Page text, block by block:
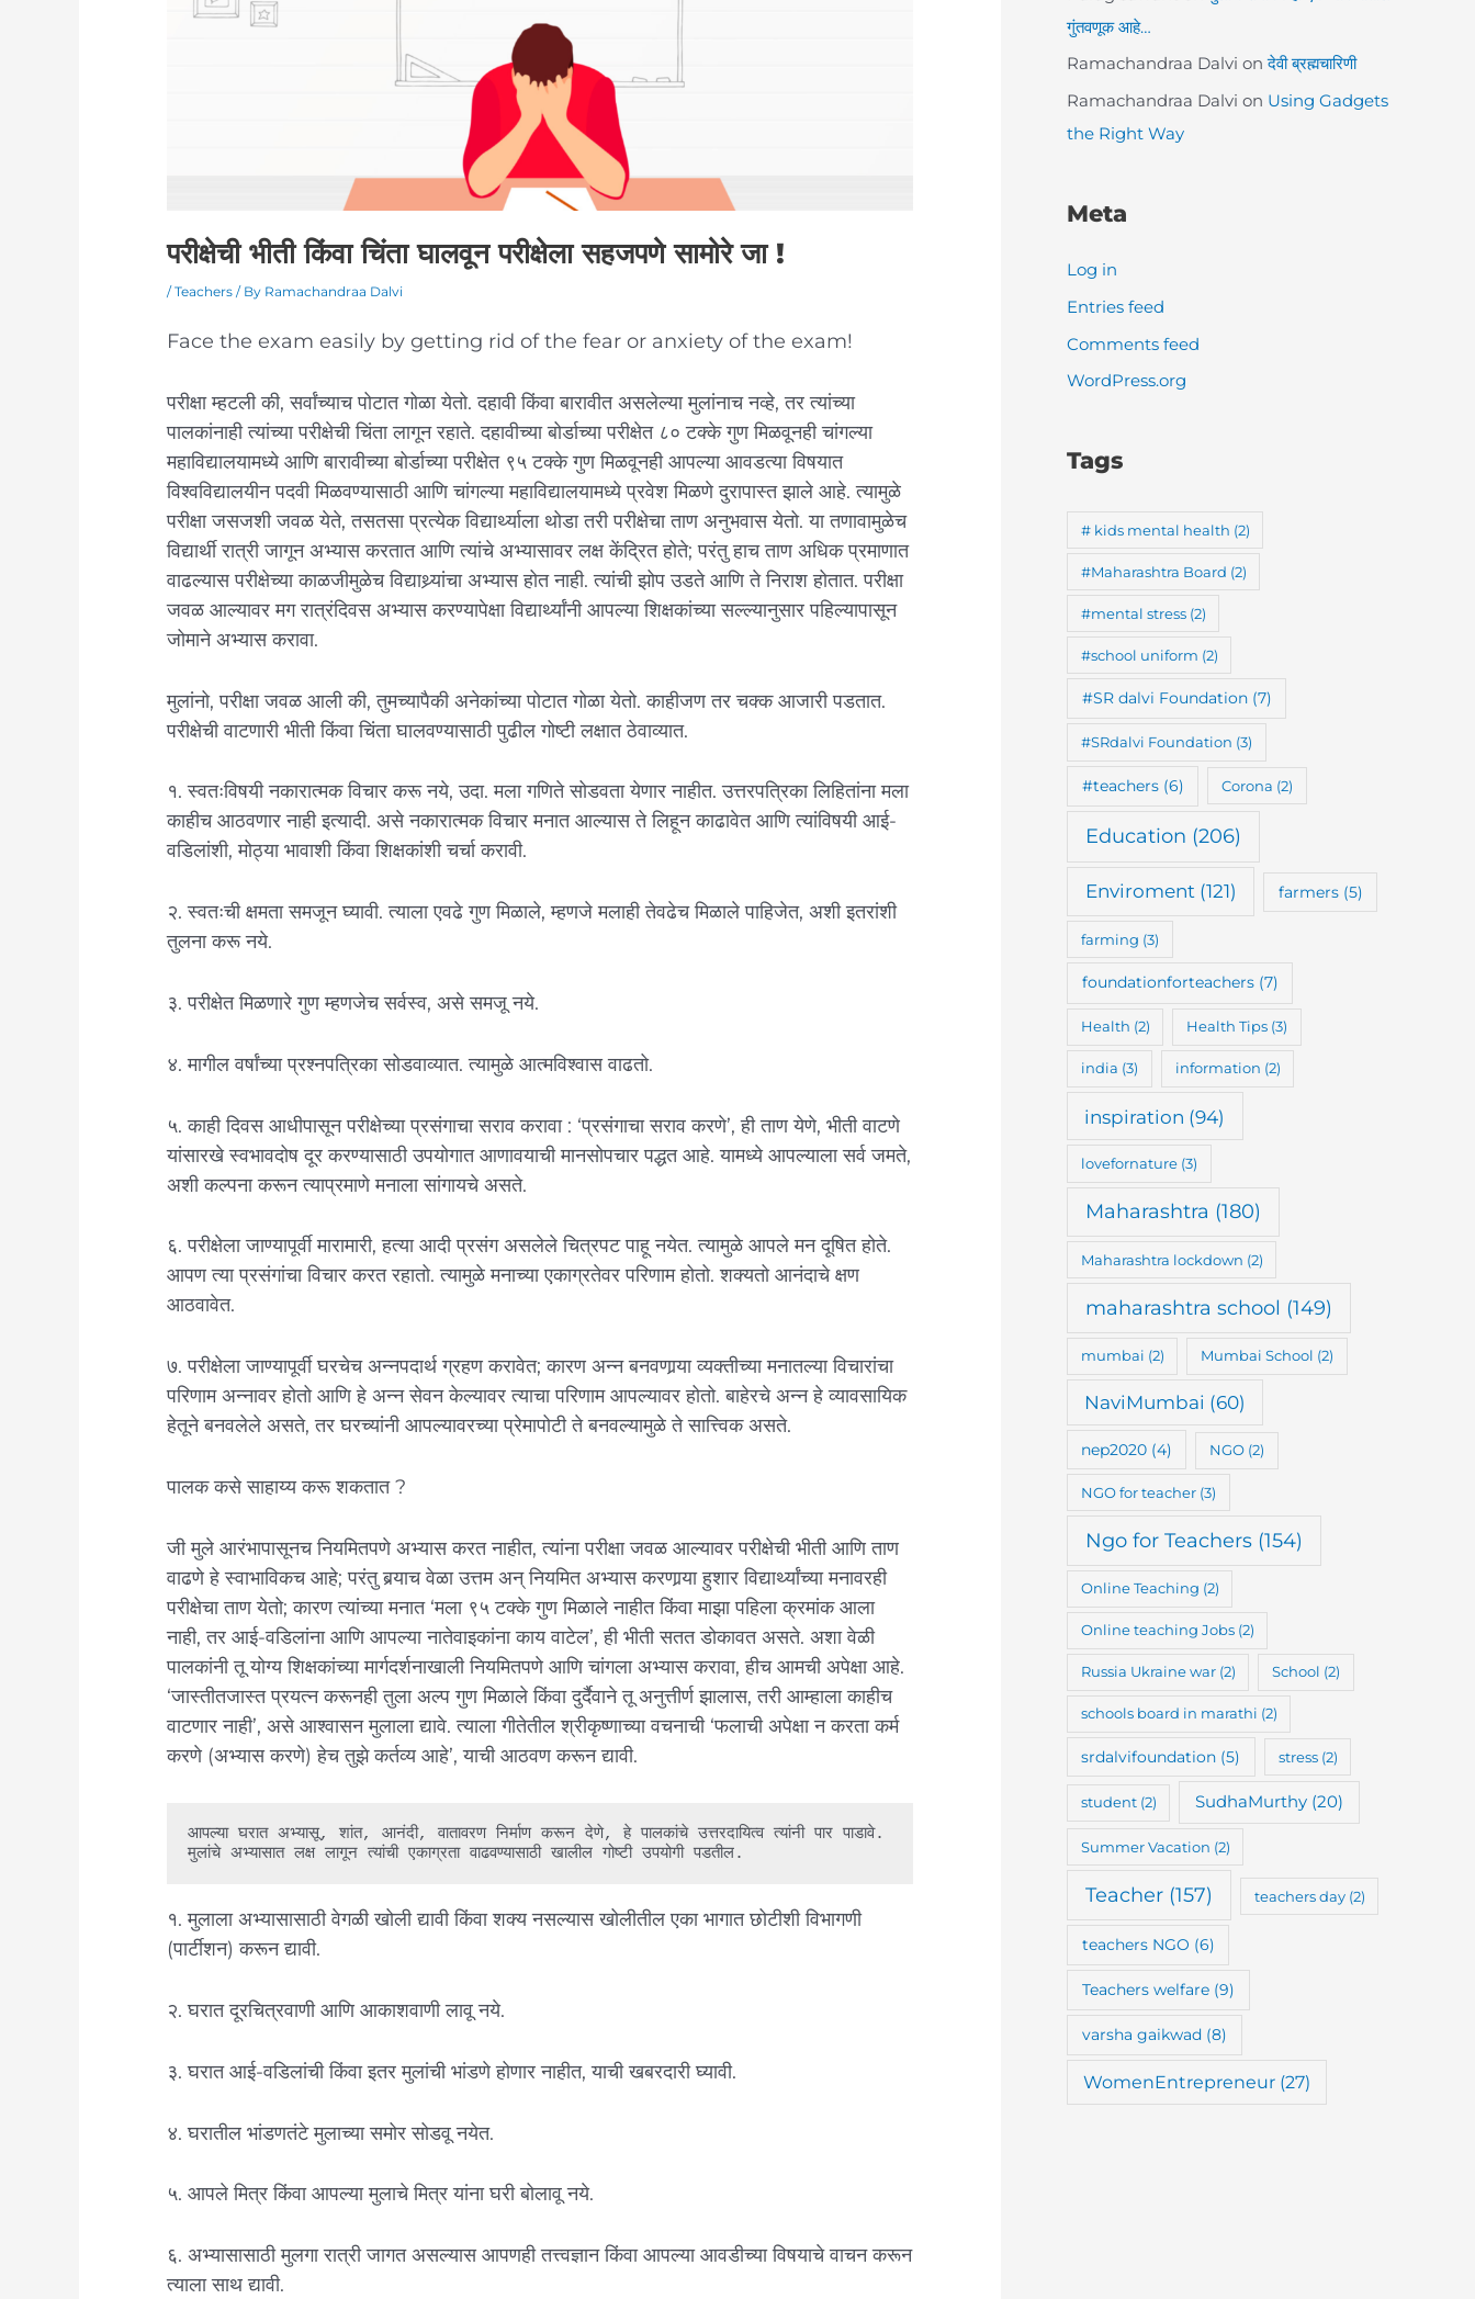
परीक्षेची भीती किंवा चिंता घालवून परीक्षेला सहजपणे सामोरे जा !
/Teachers / By Ramachandraa Dalvi
Face the exam easily by getting rid of the fear or anxiety of the exam!
परीक्षा म्हटली की, सर्वांच्याच पोटात गोळा येतो. दहावी किंवा बारावीत असलेल्या मुलांनाच नव्हे, तर त्यांच्या
पालकांनाही त्यांच्या परीक्षेची चिंता लागून रहाते. दहावीच्या बोर्डाच्या परीक्षेत ८० टक्के गुण मिळवूनही चांगल्या
महाविद्यालयामध्ये आणि बारावीच्या बोर्डाच्या परीक्षेत ९५ टक्के गुण मिळवूनही आपल्या आवडत्या विषयात
विश्वविद्यालयीन पदवी मिळवण्यासाठी आणि चांगल्या महाविद्यालयामध्ये प्रवेश मिळणे दुरापास्त झाले आहे. त्यामुळे
परीक्षा जसजशी जवळ येते, तसतसा प्रत्येक विद्यार्थ्याला थोडा तरी परीक्षेचा ताण अनुभवास येतो. या तणावामुळेच
विद्यार्थी रात्री जागून अभ्यास करतात आणि त्यांचे अभ्यासावर लक्ष केंद्रित होते; परंतु हाच ताण अधिक प्रमाणात
वाढल्यास परीक्षेच्या काळजीमुळेच विद्याथ्र्यांचा अभ्यास होत नाही. त्यांची झोप उडते आणि ते निराश होतात. परीक्षा
जवळ आल्यावर मग रात्रंदिवस अभ्यास करण्यापेक्षा विद्यार्थ्यांनी आपल्या शिक्षकांच्या सल्ल्यानुसार पहिल्यापासून
जोमाने अभ्यास करावा.
मुलांनो, परीक्षा जवळ आली की, तुमच्यापैकी अनेकांच्या पोटात गोळा येतो. काहीजण तर चक्क आजारी पडतात.
परीक्षेची वाटणारी भीती किंवा चिंता घालवण्यासाठी पुढील गोष्टी लक्षात ठेवाव्यात.
१. स्वतःविषयी नकारात्मक विचार करू नये, उदा. मला गणिते सोडवता येणार नाहीत. उत्तरपत्रिका लिहितांना मला
काहीच आठवणार नाही इत्यादी. असे नकारात्मक विचार मनात आल्यास ते लिहून काढावेत आणि त्यांविषयी आई-
वडिलांशी, मोठ्या भावाशी किंवा शिक्षकांशी चर्चा करावी.
२. स्वतःची क्षमता समजून घ्यावी. त्याला एवढे गुण मिळाले, म्हणजे मलाही तेवढेच मिळाले पाहिजेत, अशी इतरांशी
तुलना करू नये.
३. परीक्षेत मिळणारे गुण म्हणजेच सर्वस्व, असे समजू नये.
४. मागील वर्षांच्या प्रश्नपत्रिका सोडवाव्यात. त्यामुळे आत्मविश्वास वाढतो.
५. काही दिवस आधीपासून परीक्षेच्या प्रसंगाचा सराव करावा : ‘प्रसंगाचा सराव करणे’, ही ताण येणे, भीती वाटणे
यांसारखे स्वभावदोष दूर करण्यासाठी उपयोगात आणावयाची मानसोपचार पद्धत आहे. यामध्ये आपल्याला सर्व जमते,
अशी कल्पना करून त्याप्रमाणे मनाला सांगायचे असते.
६. परीक्षेला जाण्यापूर्वी मारामारी, हत्या आदी प्रसंग असलेले चित्रपट पाहू नयेत. त्यामुळे आपले मन दूषित होते.
आपण त्या प्रसंगांचा विचार करत रहातो. त्यामुळे मनाच्या एकाग्रतेवर परिणाम होतो. शक्यतो आनंदाचे क्षण
आठवावेत.
७. परीक्षेला जाण्यापूर्वी घरचेच अन्नपदार्थ ग्रहण करावेत; कारण अन्न बनवणार्‍या व्यक्तीच्या मनातल्या विचारांचा
परिणाम अन्नावर होतो आणि हे अन्न सेवन केल्यावर त्याचा परिणाम आपल्यावर होतो. बाहेरचे अन्न हे व्यावसायिक
हेतूने बनवलेले असते, तर घरच्यांनी आपल्यावरच्या प्रेमापोटी ते बनवल्यामुळे ते सात्त्विक असते.
पालक कसे साहाय्य करू शकतात ?
जी मुले आरंभापासूनच नियमितपणे अभ्यास करत नाहीत, त्यांना परीक्षा जवळ आल्यावर परीक्षेची भीती आणि ताण
वाढणे हे स्वाभाविकच आहे; परंतु बर्‍याच वेळा उत्तम अन् नियमित अभ्यास करणार्‍या हुशार विद्यार्थ्यांच्या मनावरही
परीक्षेचा ताण येतो; कारण त्यांच्या मनात ‘मला ९५ टक्के गुण मिळाले नाहीत किंवा माझा पहिला क्रमांक आला
नाही, तर आई-वडिलांना आणि आपल्या नातेवाइकांना काय वाटेल’, ही भीती सतत डोकावत असते. अशा वेळी
पालकांनी तू योग्य शिक्षकांच्या मार्गदर्शनाखाली नियमितपणे आणि चांगला अभ्यास करावा, हीच आमची अपेक्षा आहे.
‘जास्तीतजास्त प्रयत्न करूनही तुला अल्प गुण मिळाले किंवा दुर्दैवाने तू अनुत्तीर्ण झालास, तरी आम्हाला काहीच
वाटणार नाही’, असे आश्वासन मुलाला द्यावे. त्याला गीतेतील श्रीकृष्णाच्या वचनाची ‘फलाची अपेक्षा न करता कर्म
करणे (अभ्यास करणे) हेच तुझे कर्तव्य आहे’, याची आठवण करून द्यावी.
आपल्या घरात अभ्यासू, शांत, आनंदी, वातावरण निर्माण करून देणे, हे पालकांचे उत्तरदायित्व त्यांनी पार पाडावे.
मुलांचे अभ्यासात लक्ष लागून त्यांची एकाग्रता वाढवण्यासाठी खालील गोष्टी उपयोगी पडतील.
१. मुलाला अभ्यासासाठी वेगळी खोली द्यावी किंवा शक्य नसल्यास खोलीतील एका भागात छोटीशी विभागणी
(पार्टीशन) करून द्यावी.
२. घरात दूरचित्रवाणी आणि आकाशवाणी लावू नये.
३. घरात आई-वडिलांची किंवा इतर मुलांची भांडणे होणार नाहीत, याची खबरदारी घ्यावी.
४. घरातील भांडणतंटे मुलाच्या समोर सोडवू नयेत.
५. आपले मित्र किंवा आपल्या मुलाचे मित्र यांना घरी बोलावू नये.
६. अभ्यासासाठी मुलगा रात्री जागत असल्यास आपणही तत्त्वज्ञान किंवा आपल्या आवडीच्या विषयाचे वाचन करून
त्याला साथ द्यावी.
गुंतवणूक आहे…
Ramachandraa Dalvi onदेवी ब्रह्मचारिणी
Ramachandraa Dalvi on Using Gadgets
the Right Way
Meta
Log in
Entries feed
Comments feed
WordPress.org
Tags
# kids mental health (2)
#Maharashtra Board (2)
#mental stress(2)
#school uniform (2)
#SR dalvi Foundation(7)
#SRdalvi Foundation (3)
#teachers(6) Corona (2)
Education (206)
Enviroment(121) farmers(5)
farming (3)
foundationforteachers(7)
Health (2) Health Tips (3)
india (3) information (2)
inspiration (94)
lovefornature(3)
Maharashtra (180)
Maharashtra lockdown (2)
maharashtra school (149)
mumbai (2) Mumbai School (2)
NaviMumbai (60)
nep2020 (4) NGO (2)
NGO for teacher(3)
Ngo for Teachers(154)
Online Teaching (2)
Online teaching Jobs(2)
Russia Ukraine war(2) School (2)
schools board in marathi (2)
srdalvifoundation (5) stress(2)
student(2) SudhaMurthy (20)
Summer Vacation (2)
Teacher(157) teachers day(2)
teachers NGO (6)
Teachers welfare(9)
varsha gaikwad(8)
WomenEntrepreneur (27)